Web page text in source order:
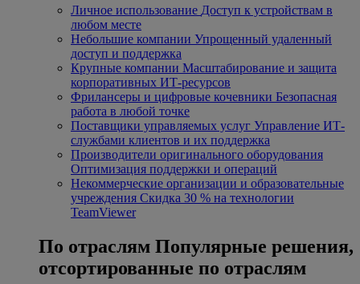
Личное использование Доступ к устройствам в
любом месте
Небольшие компании Упрощенный удаленный
доступ и поддержка
Крупные компании Масштабирование и защита
корпоративных ИТ-ресурсов
Фрилансеры и цифровые кочевники Безопасная
работа в любой точке
Поставщики управляемых услуг Управление ИТ-
службами клиентов и их поддержка
Производители оригинального оборудования
Оптимизация поддержки и операций
Некоммерческие организации и образовательные
учреждения Скидка 30 % на технологии
TeamViewer
По отраслям Популярные решения,
отсортированные по отраслям